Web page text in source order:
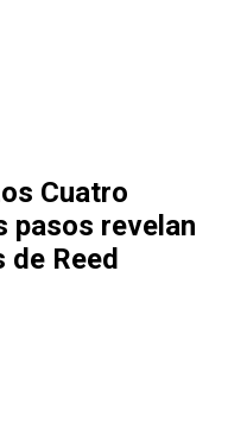
Cuatro
pasos revelan
Reed